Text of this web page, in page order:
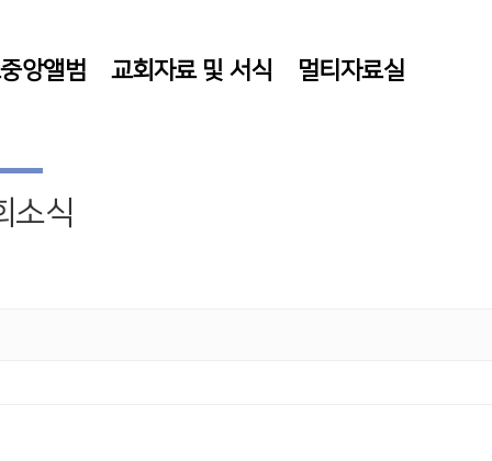
앙앨범 교회자료 및 서식 멀티자료실
소식